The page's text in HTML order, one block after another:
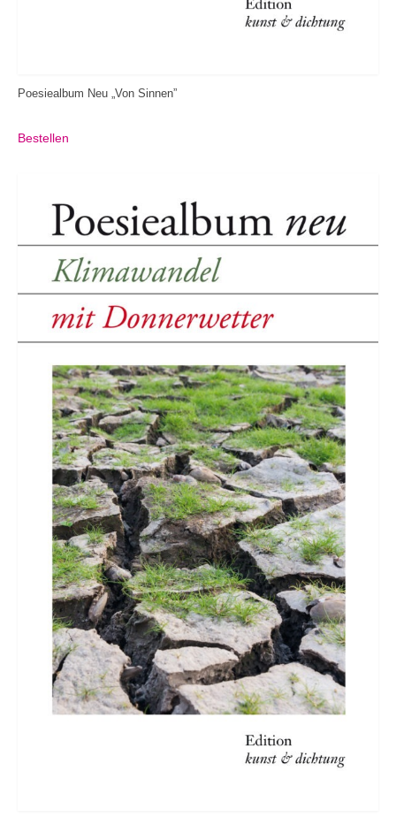
Poesiealbum Neu „Von Sinnen”
Bestellen